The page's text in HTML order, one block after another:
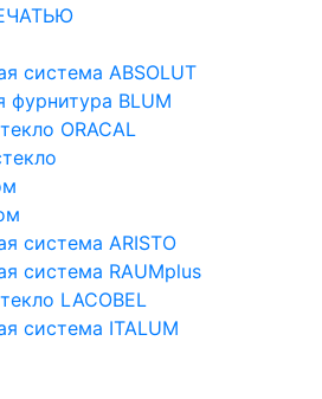
система ABSOLUT
фурнитура BLUM
ORACAL
система ARISTO
система RAUMplus
LACOBEL
система ITALUM